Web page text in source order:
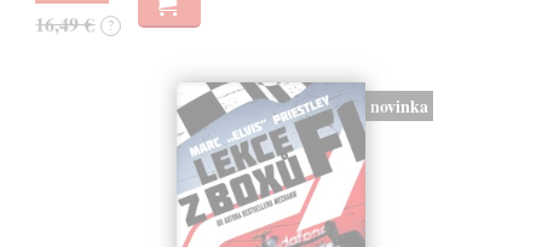
16,49 € ?
novinka